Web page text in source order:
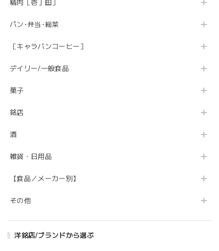
精肉［壱丁田］
パン･弁当･総菜
［キャラバンコーヒー］
デイリー/一般食品
菓子
銘店
酒
雑貨・日用品
【食品／メーカー別】
その他
洋銘店/ブランドから選ぶ